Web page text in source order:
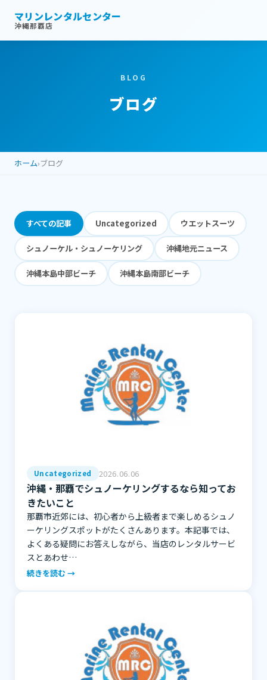
マリンレンタルセンター
沖縄那覇店
BLOG
ブログ
ホーム›ブログ
すべての記事 Uncategorized ウエットスーツ
シュノーケル・シュノーケリング 沖縄地元ニュース
沖縄本島中部ビーチ 沖縄本島南部ビーチ
Uncategorized 2026.06.06
沖縄・那覇でシュノーケリングするなら知ってお
きたいこと
那覇市近郊には、初心者から上級者まで楽しめるシュノ
ーケリングスポットがたくさんあります。本記事では、
よくある疑問にお答えしながら、当店のレンタルサービ
スとあわせ…
続きを読む →